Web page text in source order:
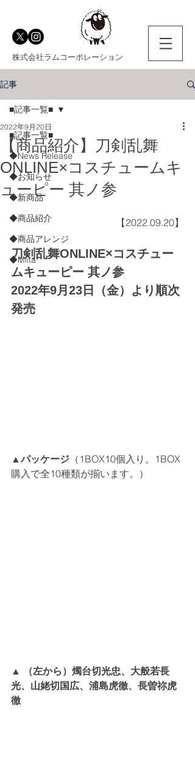
株式会社ラムコーポレーション
記事
■記事一覧■
◆News Release
◆お知らせ
◆新商品
◆商品紹介
◆商品アレンジ
◆Miita
■記事一覧■
【商品紹介】刀剣乱舞
ONLINE×コスチュームキ
ューピー 其ノ参
2022年9月20日
【2022.09.20】
刀剣乱舞ONLINE×コスチュー
ムキューピー 其ノ参
2022年9月23日（金）より順次
発売
▲パッケージ （1BOX10個入り。1BOX
購入で全10種類が揃います。）
▲ （左から）燭台切光忠、大般若長
光、山姥切国広、浦島虎徹、長曽祢虎
徹